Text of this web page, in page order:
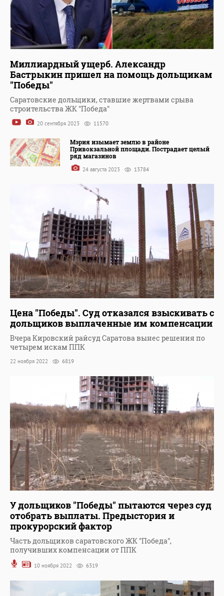
Миллиардный ущерб. Александр
Бастрыкин пришел на помощь дольщикам
"Победы"
Саратовские дольщики, ставшие жертвами срыва
строительства ЖК "Победа"
20 сентября 2023 11570
Мэрия изымает землю в районе
Привокзальной площади. Пострадает целый
ряд магазинов
24 августа 2023 13784
Цена "Победы". Суд отказался взыскивать с
дольщиков выплаченные им компенсации
Вчера Кировский райсуд Саратова вынес решения по
четырем искам ППК
22 ноября 2022 6819
У дольщиков "Победы" пытаются через суд
отобрать выплаты. Предыстория и
прокурорский фактор
Часть дольщиков саратовского ЖК "Победа",
получивших компенсации от ППК
10 ноября 2022 6319